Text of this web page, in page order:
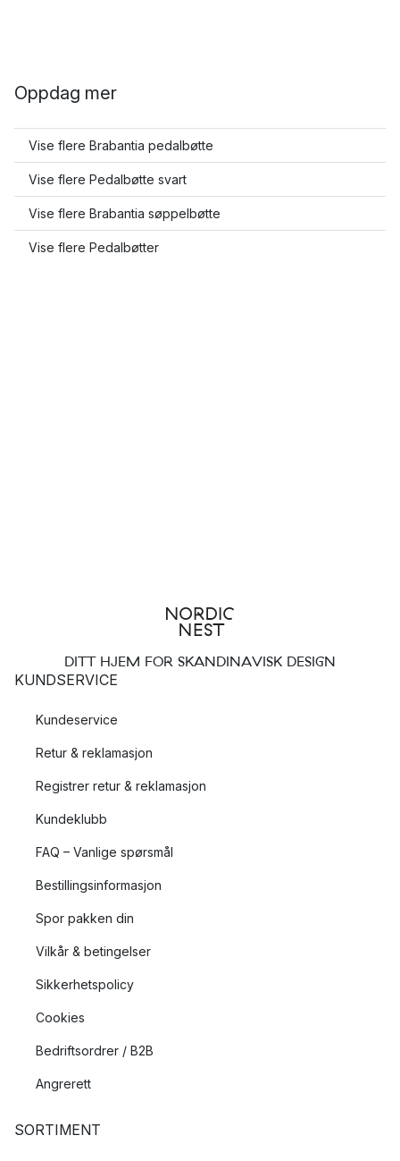
Oppdag mer
Vise flere Brabantia pedalbøtte
Vise flere Pedalbøtte svart
Vise flere Brabantia søppelbøtte
Vise flere Pedalbøtter
DITT HJEM FOR SKANDINAVISK DESIGN
KUNDSERVICE
Kundeservice
Retur & reklamasjon
Registrer retur & reklamasjon
Kundeklubb
FAQ – Vanlige spørsmål
Bestillingsinformasjon
Spor pakken din
Vilkår & betingelser
Sikkerhetspolicy
Cookies
Bedriftsordrer / B2B
Angrerett
SORTIMENT